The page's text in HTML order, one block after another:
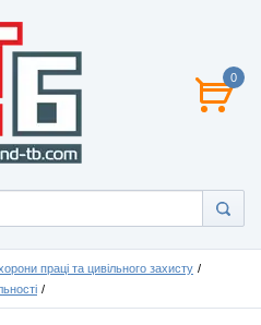
0
праці та цивільного захисту